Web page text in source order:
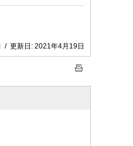
/ 更新日: 2021年4月19日